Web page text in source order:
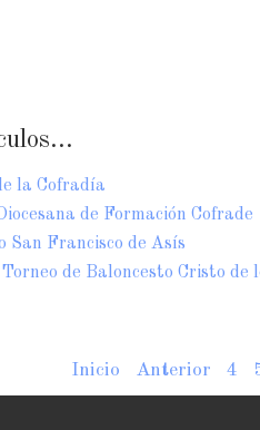
la Cofradía
de Formación Cofrade
San Francisco de Asís
de Baloncesto Cristo de
Inicio Anterior 4